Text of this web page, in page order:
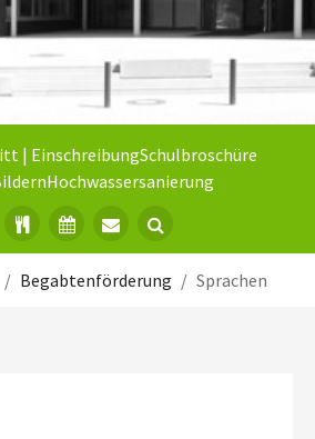
| EinschreibungSchulbroschüre
Hochwassersanierung
Begabtenförderung Sprachen